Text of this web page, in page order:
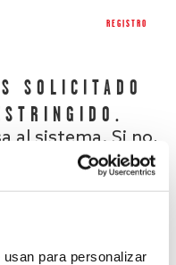
para personalizar
REGISTRO
SOLICITADO
al sistema. Si no,